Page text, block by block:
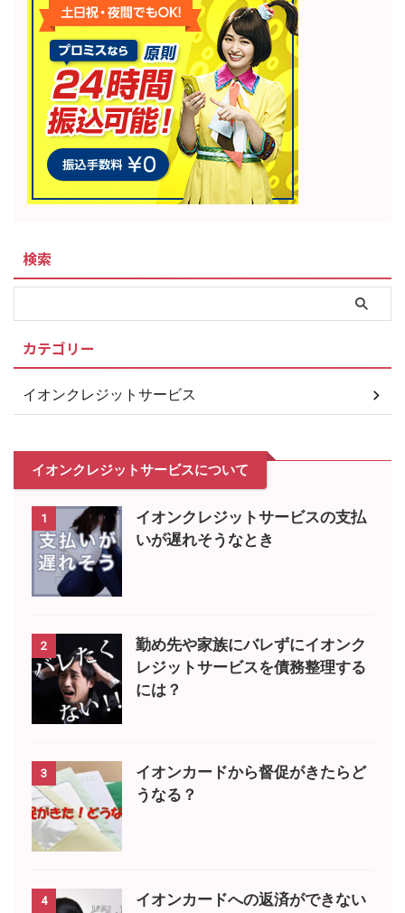
検索
カテゴリー
イオンクレジットサービス
イオンクレジットサービスについて
1
イオンクレジットサービスの支払
いが遅れそうなとき
2
勤め先や家族にバレずにイオンク
レジットサービスを債務整理する
には？
3
イオンカードから督促がきたらど
うなる？
4
イオンカードへの返済ができない